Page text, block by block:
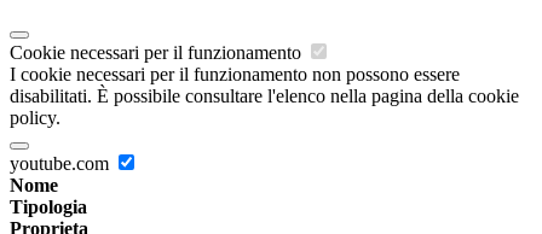
Cookie necessari per il funzionamento
I cookie necessari per il funzionamento non possono essere
disabilitati. È possibile consultare l'elenco nella pagina della cookie
policy.
youtube.com
Nome
Tipologia
Proprieta